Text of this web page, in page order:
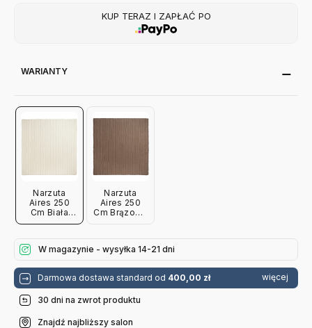
KUP TERAZ I ZAPŁAĆ PO
WARIANTY
Narzuta
Aires 250
Cm Biała
Ferm Living
Narzuta
Aires 250
Cm Brązowa
W magazynie - wysyłka 14-21 dni
Darmowa dostawa standard od 400,00 zł więcej
30 dni na zwrot produktu
Znajdź najbliższy salon